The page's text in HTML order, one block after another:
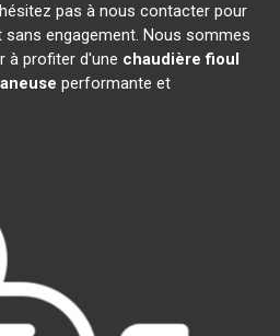
pas à nous contacter pour
engagement. Nous sommes
à profiter d'une chaudière fioul
performante et